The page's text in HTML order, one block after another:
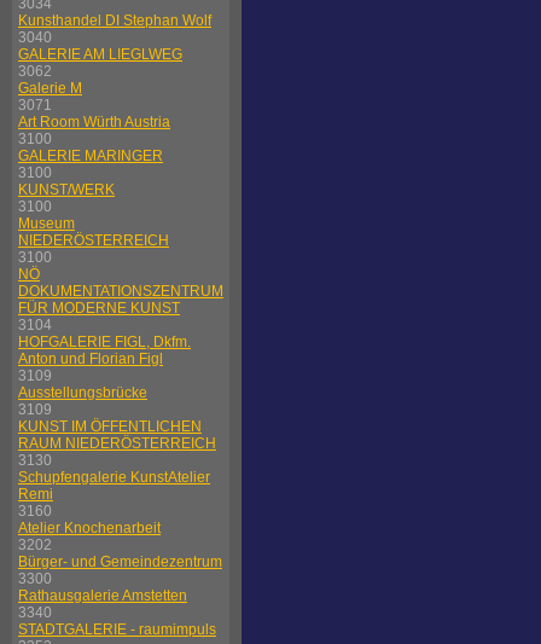
3034
Kunsthandel DI Stephan Wolf
3040
GALERIE AM LIEGLWEG
3062
Galerie M
3071
Art Room Würth Austria
3100
GALERIE MARINGER
3100
KUNST/WERK
3100
Museum
NIEDERÖSTERREICH
3100
NÖ
DOKUMENTATIONSZENTRUM
FÜR MODERNE KUNST
3104
HOFGALERIE FIGL, Dkfm.
Anton und Florian Figl
3109
Ausstellungsbrücke
3109
KUNST IM ÖFFENTLICHEN
RAUM NIEDERÖSTERREICH
3130
Schupfengalerie KunstAtelier
Remi
3160
Atelier Knochenarbeit
3202
Bürger- und Gemeindezentrum
3300
Rathausgalerie Amstetten
3340
STADTGALERIE - raumimpuls